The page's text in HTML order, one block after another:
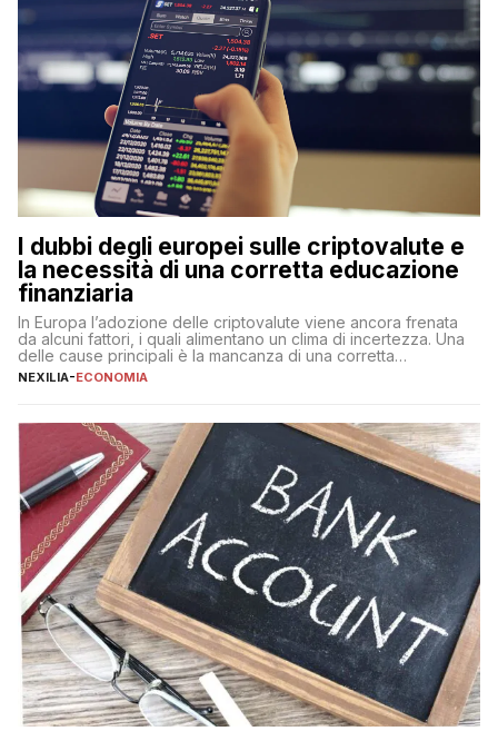
I dubbi degli europei sulle criptovalute e
la necessità di una corretta educazione
finanziaria
In Europa l’adozione delle criptovalute viene ancora frenata
da alcuni fattori, i quali alimentano un clima di incertezza. Una
delle cause principali è la mancanza di una corretta
educazione finanziaria, che impedisce ad una larga parte della
sulle criptovalute: […]
NEXILIA-ECONOMIA